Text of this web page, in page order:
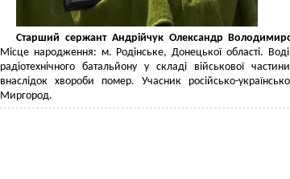
Старший сержант Андрійчук Олександр
Місце народження: м. Родінське, Донецької області.
радіотехнічного батальйону у складі військової
внаслідок хвороби помер. Учасник російсько-
Миргород.